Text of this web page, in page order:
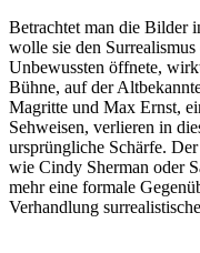
Betrachtet man die Bilder
wolle sie den
Unbewussten öffnete,
Bühne, auf der
Magritte und Max Ernst,
Sehweisen, verlieren in
ursprüngliche Schärfe.
wie Cindy Sherman oder
mehr eine formale
Verhandlung